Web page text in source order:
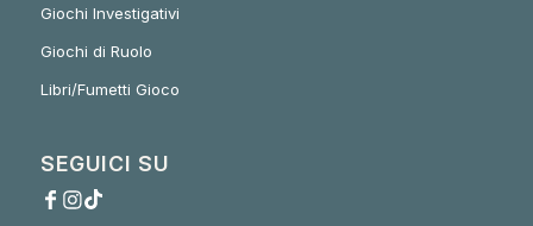
Giochi Investigativi
Giochi di Ruolo
Libri/Fumetti Gioco
SEGUICI SU